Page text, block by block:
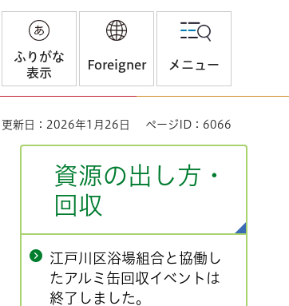
ふりがな
表示
Foreigner メニュー
更新日：2026年1月26日 ページID：6066
資源の出し方・
回収
江戸川区浴場組合と協働し
たアルミ缶回収イベントは
終了しました。